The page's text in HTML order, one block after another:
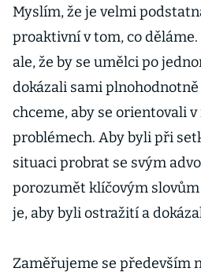
Myslím, že je velmi
proaktivní v tom, co
ale, že by se umělci po
dokázali sami
chceme, aby se orientovali
problémech. Aby byli při
situaci probrat se svým
porozumět klíčovým
je, aby byli ostražití a
Zaměřujeme se především